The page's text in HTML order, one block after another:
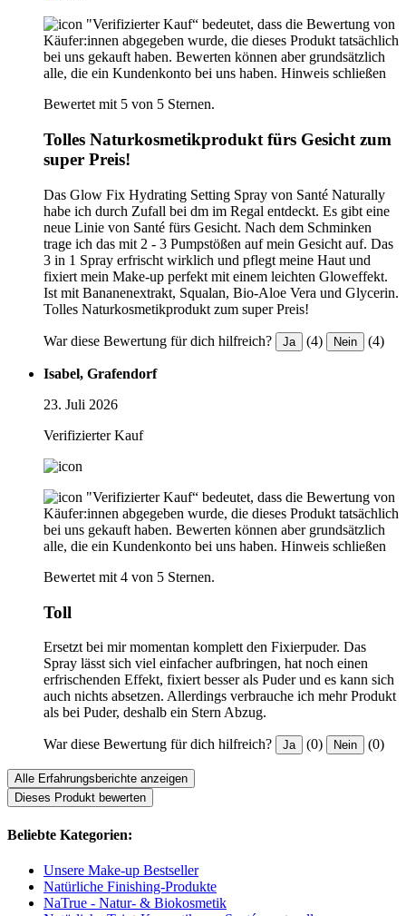
"Verifizierter Kauf“ bedeutet, dass die Bewertung von
Käufer:innen abgegeben wurde, die dieses Produkt tatsächlich
bei uns gekauft haben. Bewerten können aber grundsätzlich
alle, die ein Kundenkonto bei uns haben. Hinweis schließen
Bewertet mit 5 von 5 Sternen.
Tolles Naturkosmetikprodukt fürs Gesicht zum
super Preis!
Das Glow Fix Hydrating Setting Spray von Santé Naturally
habe ich durch Zufall bei dm im Regal entdeckt. Es gibt eine
neue Linie von Santé fürs Gesicht. Nach dem Schminken
trage ich das mit 2 - 3 Pumpstößen auf mein Gesicht auf. Das
3 in 1 Spray erfrischt wirklich und pflegt meine Haut und
fixiert mein Make-up perfekt mit einem leichten Gloweffekt.
Ist mit Bananenextrakt, Squalan, Bio-Aloe Vera und Glycerin.
Tolles Naturkosmetikprodukt zum super Preis!
War diese Bewertung für dich hilfreich? Ja (4) Nein (4)
Isabel, Grafendorf
23. Juli 2026
Verifizierter Kauf
"Verifizierter Kauf“ bedeutet, dass die Bewertung von
Käufer:innen abgegeben wurde, die dieses Produkt tatsächlich
bei uns gekauft haben. Bewerten können aber grundsätzlich
alle, die ein Kundenkonto bei uns haben. Hinweis schließen
Bewertet mit 4 von 5 Sternen.
Toll
Ersetzt bei mir momentan komplett den Fixierpuder. Das
Spray lässt sich viel einfacher aufbringen, hat noch einen
erfrischenden Effekt, fixiert besser als Puder und es kann sich
auch nichts absetzen. Allerdings verbrauche ich mehr Produkt
als bei Puder, deshalb ein Stern Abzug.
War diese Bewertung für dich hilfreich? Ja (0) Nein (0)
Alle Erfahrungsberichte anzeigen
Dieses Produkt bewerten
Beliebte Kategorien:
Unsere Make-up Bestseller
Natürliche Finishing-Produkte
NaTrue - Natur- & Biokosmetik